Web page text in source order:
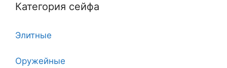
6
7
7 клинков
Категория сейфа
Элитные
Оружейные